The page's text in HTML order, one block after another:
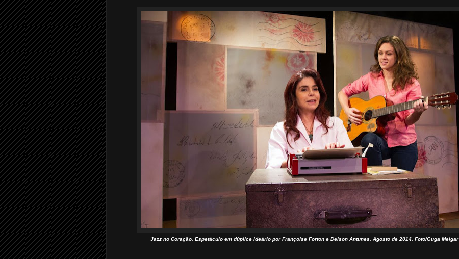
Jazz no Coração. Espetáculo em dúplice ideário por Françoise Forton e Delson Antunes. Agosto de 2014. Foto/Guga Melgar